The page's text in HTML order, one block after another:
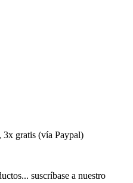
3x gratis (vía Paypal)
suscríbase a nuestro